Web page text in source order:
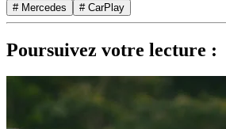
# Mercedes # CarPlay
Poursuivez votre lecture :